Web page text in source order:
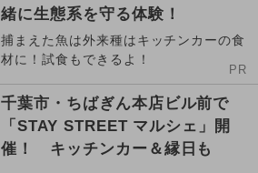
緒に生態系を守る体験！
捕まえた魚は外来種はキッチンカーの食
材に！試食もできるよ！
PR
千葉市・ちばぎん本店ビル前で
「STAY STREET マルシェ」開
催！ キッチンカー＆縁日も